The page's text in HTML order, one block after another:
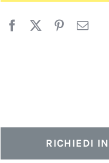
RICHIEDI